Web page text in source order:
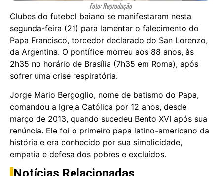
Foto: Reprodução
Clubes do futebol baiano se manifestaram nesta
segunda-feira (21) para lamentar o falecimento do
Papa Francisco, torcedor declarado do San Lorenzo,
da Argentina. O pontífice morreu aos 88 anos, às
2h35 no horário de Brasília (7h35 em Roma), após
sofrer uma crise respiratória.
Jorge Mario Bergoglio, nome de batismo do Papa,
comandou a Igreja Católica por 12 anos, desde
março de 2013, quando sucedeu Bento XVI após sua
renúncia. Ele foi o primeiro papa latino-americano da
história e era conhecido por sua simplicidade,
empatia e defesa dos pobres e excluídos.
Notícias Relacionadas